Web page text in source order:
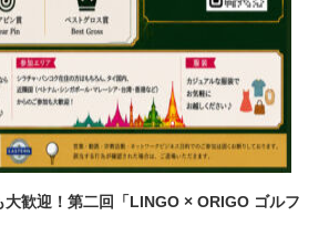
歓迎！第二回「LINGO × ORIGO ゴルフ